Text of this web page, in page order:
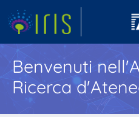
Benvenuti
Ricerca